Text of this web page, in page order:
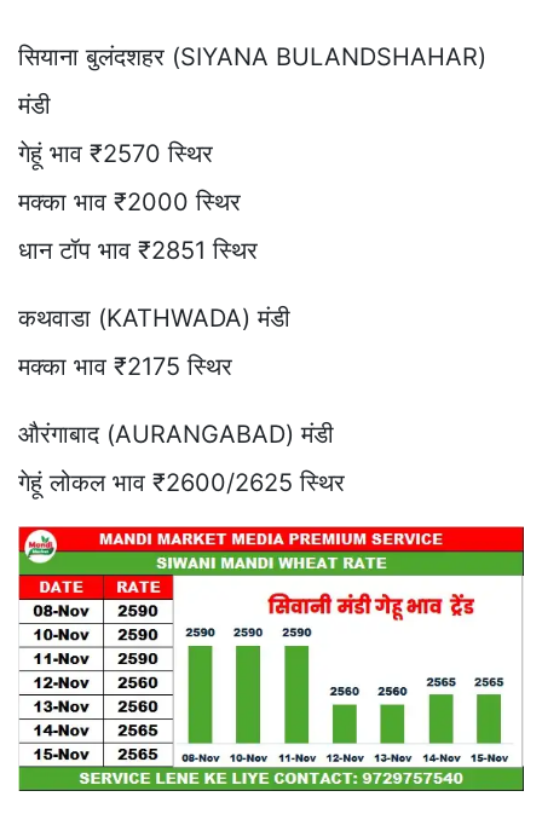
सियाना बुलंदशहर (SIYANA BULANDSHAHAR)
मंडी
गेहूं भाव ₹2570 स्थिर
मक्का भाव ₹2000 स्थिर
धान टॉप भाव ₹2851 स्थिर
कथवाडा (KATHWADA) मंडी
मक्का भाव ₹2175 स्थिर
औरंगाबाद (AURANGABAD) मंडी
गेहूं लोकल भाव ₹2600/2625 स्थिर